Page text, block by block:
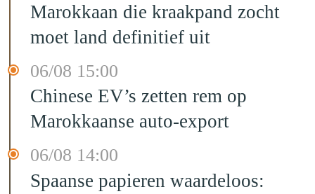
Marokkaan die kraakpand zocht
moet land definitief uit
06/08 15:00
Chinese EV’s zetten rem op
Marokkaanse auto-export
06/08 14:00
Spaanse papieren waardeloos: